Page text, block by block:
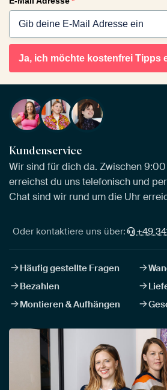
Ja, ich möchte kostenfrei Tipps
Kundenservice
Wir sind für dich da. Zwischen
erreichst du uns telefonisch und
Chat sind wir rund um die Uhr
Oder kontaktiere uns über: +49
Häufig gestellte Fragen
Bezahlen
Montieren & Aufhängen